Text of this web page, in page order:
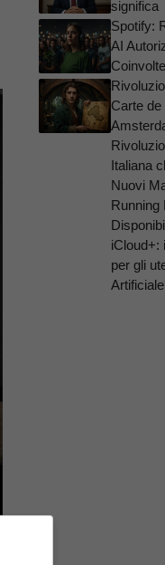
significa
Spotify:
AI
Coinvolte
Carte de
Italiana
Nuovi
Running
iCloud+:
per gli